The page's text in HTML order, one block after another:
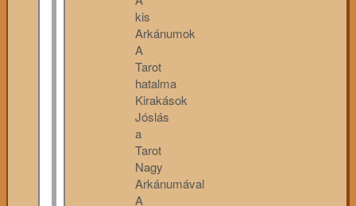
kis
Arkánumok
A
Tarot
hatalma
Kirakások
Jóslás
a
Tarot
Nagy
Arkánumával
A